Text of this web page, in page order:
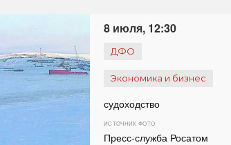
8 июля, 12:30
ДФО
Экономика и бизнес
судоходство
ИСТОЧНИК ФОТО
Пресс-служба Росатом